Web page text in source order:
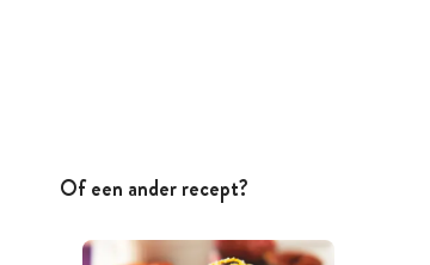
Of een ander recept?